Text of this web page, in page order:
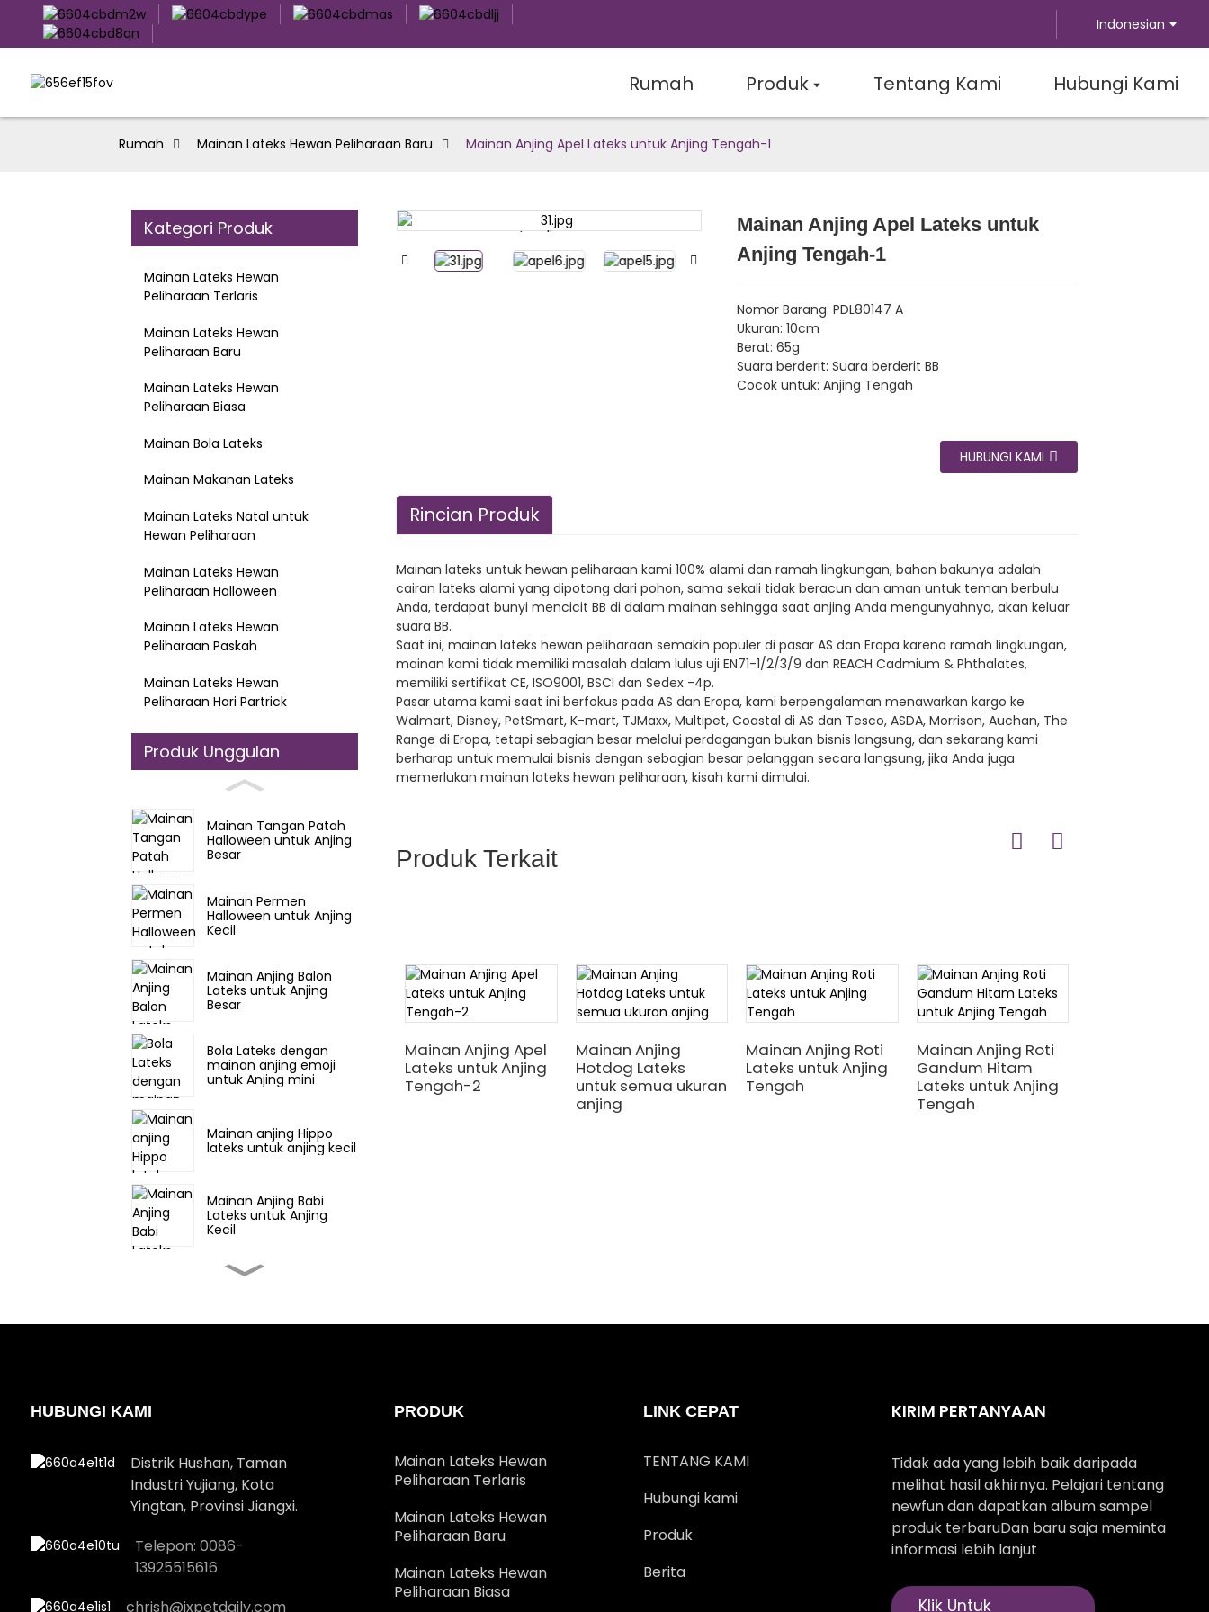
Indonesian
Rumah Produk Tentang Kami Hubungi Kami
Rumah Mainan Lateks Hewan Peliharaan Baru Mainan Anjing Apel Lateks untuk Anjing Tengah-1
Kategori Produk
Mainan Lateks Hewan
Peliharaan Terlaris
Mainan Lateks Hewan
Peliharaan Baru
Mainan Lateks Hewan
Peliharaan Biasa
Mainan Bola Lateks
Mainan Makanan Lateks
Mainan Lateks Natal untuk
Hewan Peliharaan
Mainan Lateks Hewan
Peliharaan Halloween
Mainan Lateks Hewan
Peliharaan Paskah
Mainan Lateks Hewan
Peliharaan Hari Partrick
Produk Unggulan
Mainan Tangan Patah
Halloween untuk Anjing
Besar
Mainan Permen
Halloween untuk Anjing
Kecil
Mainan Anjing Balon
Lateks untuk Anjing
Besar
Bola Lateks dengan
mainan anjing emoji
untuk Anjing mini
Mainan anjing Hippo
lateks untuk anjing kecil
Mainan Anjing Babi
Lateks untuk Anjing
Kecil
Mainan Anjing Gajah
untuk anjing besar
Mainan Santa Lateks
Loading...
Loading... Loading...
Loading... Loading...
Loading...
Mainan Anjing Apel Lateks untuk
Anjing Tengah-1
Nomor Barang: PDL80147 A
Ukuran: 10cm
Berat: 65g
Suara berderit: Suara berderit BB
Cocok untuk: Anjing Tengah
HUBUNGI KAMI
Rincian Produk
Mainan lateks untuk hewan peliharaan kami 100% alami dan ramah lingkungan, bahan bakunya adalah
cairan lateks alami yang dipotong dari pohon, sama sekali tidak beracun dan aman untuk teman berbulu
Anda, terdapat bunyi mencicit BB di dalam mainan sehingga saat anjing Anda mengunyahnya, akan keluar
suara BB.
Saat ini, mainan lateks hewan peliharaan semakin populer di pasar AS dan Eropa karena ramah lingkungan,
mainan kami tidak memiliki masalah dalam lulus uji EN71-1/2/3/9 dan REACH Cadmium & Phthalates,
memiliki sertifikat CE, ISO9001, BSCI dan Sedex -4p.
Pasar utama kami saat ini berfokus pada AS dan Eropa, kami berpengalaman menawarkan kargo ke
Walmart, Disney, PetSmart, K-mart, TJMaxx, Multipet, Coastal di AS dan Tesco, ASDA, Morrison, Auchan, The
Range di Eropa, tetapi sebagian besar melalui perdagangan bukan bisnis langsung, dan sekarang kami
berharap untuk memulai bisnis dengan sebagian besar pelanggan secara langsung, jika Anda juga
memerlukan mainan lateks hewan peliharaan, kisah kami dimulai.
Produk Terkait
Mainan Anjing Apel
Lateks untuk Anjing
Tengah-2
Mainan Anjing
Hotdog Lateks
untuk semua ukuran
anjing
Mainan Anjing Roti
Lateks untuk Anjing
Tengah
Mainan Anjing Roti
Gandum Hitam
Lateks untuk Anjing
Tengah
HUBUNGI KAMI
Distrik Hushan, Taman
Industri Yujiang, Kota
Yingtan, Provinsi Jiangxi.
Telepon: 0086-
13925515616
chrish@jxpetdaily.com
PRODUK
Mainan Lateks Hewan
Peliharaan Terlaris
Mainan Lateks Hewan
Peliharaan Baru
Mainan Lateks Hewan
Peliharaan Biasa
LINK CEPAT
TENTANG KAMI
Hubungi kami
Produk
Berita
KIRIM PERTANYAAN
Tidak ada yang lebih baik daripada
melihat hasil akhirnya. Pelajari tentang
newfun dan dapatkan album sampel
produk terbaruDan baru saja meminta
informasi lebih lanjut
Klik Untuk